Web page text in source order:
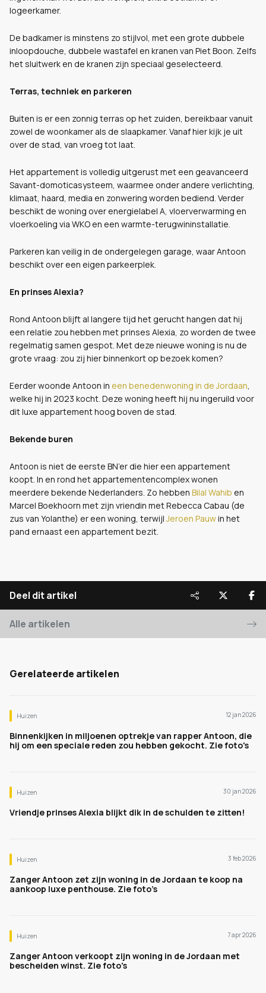
logeerkamer.
De badkamer is minstens zo stijlvol, met een grote dubbele
inloopdouche, dubbele wastafel en kranen van Piet Boon. Zelfs
het sluitwerk en de kranen zijn speciaal geselecteerd.
Terras, techniek en parkeren
Buiten is er een zonnig terras op het zuiden, bereikbaar vanuit
zowel de woonkamer als de slaapkamer. Vanaf hier kijk je uit
over de stad, van vroeg tot laat.
Het appartement is volledig uitgerust met een geavanceerd
Savant-domoticasysteem, waarmee onder andere verlichting,
klimaat, haard, media en zonwering worden bediend. Verder
beschikt de woning over energielabel A, vloerverwarming en
vloerkoeling via WKO en een warmte-terugwininstallatie.
Parkeren kan veilig in de ondergelegen garage, waar Antoon
beschikt over een eigen parkeerplek.
En prinses Alexia?
Rond Antoon blijft al langere tijd het gerucht hangen dat hij
een relatie zou hebben met prinses Alexia, zo worden de twee
regelmatig samen gespot. Met deze nieuwe woning is nu de
grote vraag: zou zij hier binnenkort op bezoek komen?
Eerder woonde Antoon in een benedenwoning in de Jordaan,
welke hij in 2023 kocht. Deze woning heeft hij nu ingeruild voor
dit luxe appartement hoog boven de stad.
Bekende buren
Antoon is niet de eerste BN’er die hier een appartement
koopt. In en rond het appartementencomplex wonen
meerdere bekende Nederlanders. Zo hebben Bilal Wahib en
Marcel Boekhoorn met zijn vriendin met Rebecca Cabau (de
zus van Yolanthe) er een woning, terwijlJeroen Pauwin het
pand ernaast een appartement bezit.
Deel dit artikel
Alle artikelen
Gerelateerde artikelen
Huizen 12 jan 2026
Binnenkijken in miljoenen optrekje van rapper Antoon, die
hij om een speciale reden zou hebben gekocht. Zie foto's
Huizen 30 jan 2026
Vriendje prinses Alexia blijkt dik in de schulden te zitten!
Huizen 3 feb 2026
Zanger Antoon zet zijn woning in de Jordaan te koop na
aankoop luxe penthouse. Zie foto’s
Huizen 7 apr 2026
Zanger Antoon verkoopt zijn woning in de Jordaan met
bescheiden winst. Zie foto's